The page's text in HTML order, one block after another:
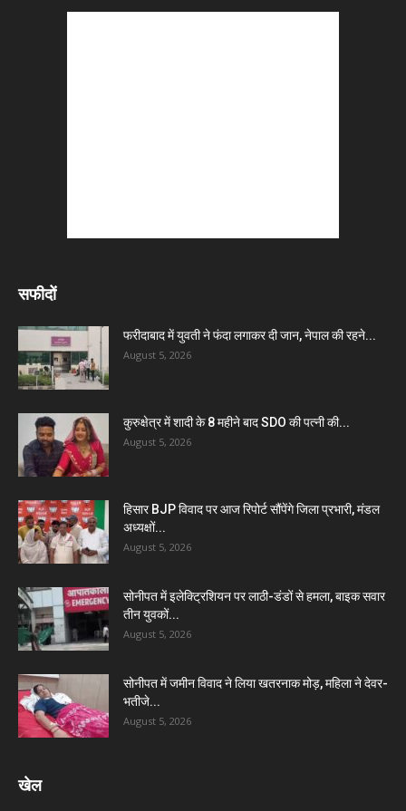
सफीदों
फरीदाबाद में युवती ने फंदा लगाकर दी जान, नेपाल की रहने...
August 5, 2026
कुरुक्षेत्र में शादी के 8 महीने बाद SDO की पत्नी की...
August 5, 2026
हिसार BJP विवाद पर आज रिपोर्ट सौंपेंगे जिला प्रभारी, मंडल
अध्यक्षों...
August 5, 2026
सोनीपत में इलेक्ट्रिशियन पर लाठी-डंडों से हमला, बाइक सवार
तीन युवकों...
August 5, 2026
सोनीपत में जमीन विवाद ने लिया खतरनाक मोड़, महिला ने देवर-
भतीजे...
August 5, 2026
खेल